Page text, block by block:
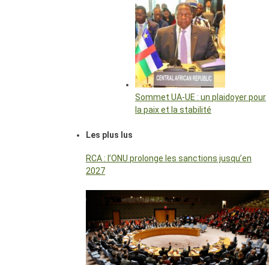
Sommet UA-UE : un plaidoyer pour
la paix et la stabilité
Les plus lus
RCA : l’ONU prolonge les sanctions jusqu’en
2027